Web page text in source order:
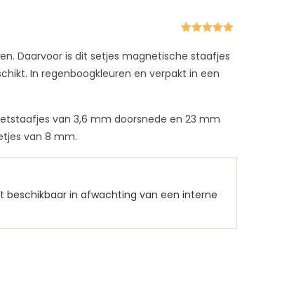
5.00
op 5
gebaseerd
opklant
Daarvoor is dit setjes magnetische staafjes
In regenboogkleuren en verpakt in een
van 3,6 mm doorsnede en 23 mm
van 8 mm.
in afwachting van een interne